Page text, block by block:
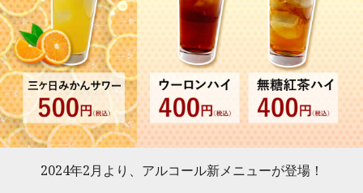
2024年2月より、アルコール新メニューが登場！